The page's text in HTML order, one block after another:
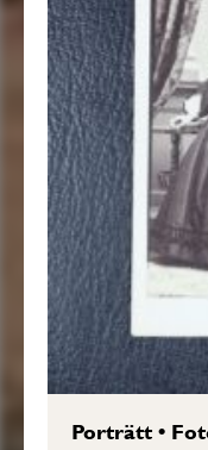
Porträtt•